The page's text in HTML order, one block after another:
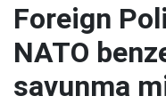
Foreign
NATO
savunma